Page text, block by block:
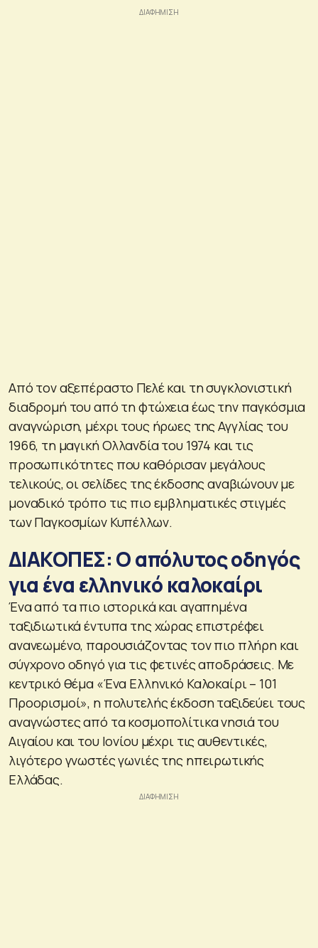
Από τον αξεπέραστο Πελέ και τη συγκλονιστική
διαδρομή του από τη φτώχεια έως την παγκόσμια
αναγνώριση, μέχρι τους ήρωες της Αγγλίας του
1966, τη μαγική Ολλανδία του 1974 και τις
προσωπικότητες που καθόρισαν μεγάλους
τελικούς, οι σελίδες της έκδοσης αναβιώνουν με
μοναδικό τρόπο τις πιο εμβληματικές στιγμές
των Παγκοσμίων Κυπέλλων.
ΔΙΑΚΟΠΕΣ: Ο απόλυτος οδηγός
για ένα ελληνικό καλοκαίρι
Ένα από τα πιο ιστορικά και αγαπημένα
ταξιδιωτικά έντυπα της χώρας επιστρέφει
ανανεωμένο, παρουσιάζοντας τον πιο πλήρη και
σύγχρονο οδηγό για τις φετινές αποδράσεις. Με
κεντρικό θέμα «Ένα Ελληνικό Καλοκαίρι – 101
Προορισμοί», η πολυτελής έκδοση ταξιδεύει τους
αναγνώστες από τα κοσμοπολίτικα νησιά του
Αιγαίου και του Ιονίου μέχρι τις αυθεντικές,
λιγότερο γνωστές γωνιές της ηπειρωτικής
Ελλάδας.